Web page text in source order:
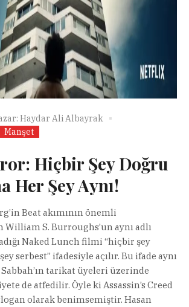
Haydar Ali Albayrak
Manşet
Hiçbir Şey Doğru
Her Şey Aynı!
Beat akımının önemli
S. Burroughs’un aynı adlı
Naked Lunch filmi “hiçbir şey
serbest” ifadesiyle açılır. Bu ifade aynı
tarikat üyeleri üzerinde
de atfedilir. Öyle ki Assassin’s Creed
olarak benimsemiştir. Hasan